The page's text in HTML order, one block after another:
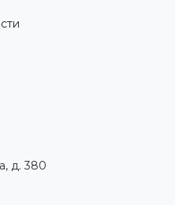
д. 380